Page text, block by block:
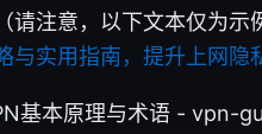
请注意，以下文本仅为示
与实用指南，提升上网隐
基本原理与术语 - vpn-